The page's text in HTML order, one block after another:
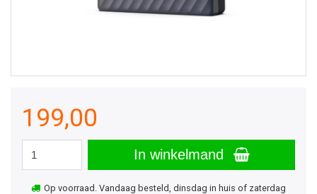
199,00
In winkelmand
Op voorraad. Vandaag besteld, dinsdag in huis of zaterdag